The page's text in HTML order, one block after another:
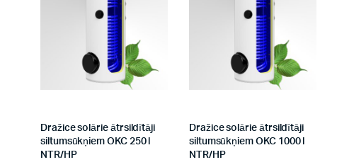
Dražice solārie ātrsildītāji
siltumsūkņiem OKC 250 l
NTR/HP
Dražice solārie ātrsildītāji
siltumsūkņiem OKC 1000 l
NTR/HP